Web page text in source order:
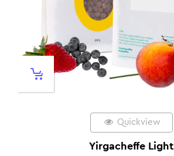
Quickview
Yirgacheffe Light